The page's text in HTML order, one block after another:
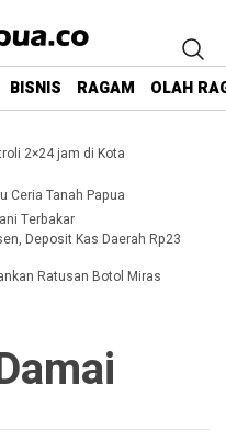
BISNIS RAGAM OLAH
2×24 jam di Kota
Ceria Tanah Papua
Terbakar
Deposit Kas Daerah Rp23
Ratusan Botol Miras